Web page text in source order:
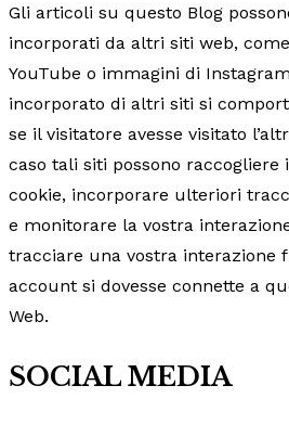
Gli articoli su questo Blog
incorporati da altri siti web,
YouTube o immagini di
incorporato di altri siti si
se il visitatore avesse visitato
caso tali siti possono
cookie, incorporare ulteriori
e monitorare la vostra
tracciare una vostra interazione
account si dovesse connette a
Web.
SOCIAL MEDIA